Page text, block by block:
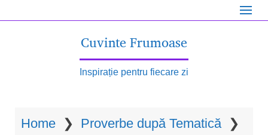
Cuvinte Frumoase
Inspirație pentru fiecare zi
Home ❯ Proverbe după Tematică❯